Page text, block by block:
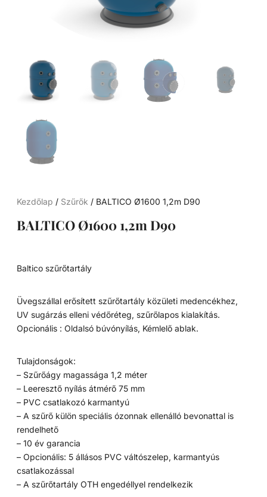
Kezdőlap / Szűrők / BALTICO Ø1600 1,2m D90
BALTICO Ø1600 1,2m D90
Baltico szűrőtartály
Üvegszállal erősített szűrőtartály közületi medencékhez,
UV sugárzás elleni védőréteg, szűrőlapos kialakítás.
Opcionális : Oldalsó búvónyílás, Kémlelő ablak.
Tulajdonságok:
– Szűrőágy magassága 1,2 méter
– Leeresztő nyílás átmérő 75 mm
– PVC csatlakozó karmantyú
– A szűrő külön speciális ózonnak ellenálló bevonattal is
rendelhető
– 10 év garancia
– Opcionális: 5 állásos PVC váltószelep, karmantyús
csatlakozással
– A szűrőtartály OTH engedéllyel rendelkezik